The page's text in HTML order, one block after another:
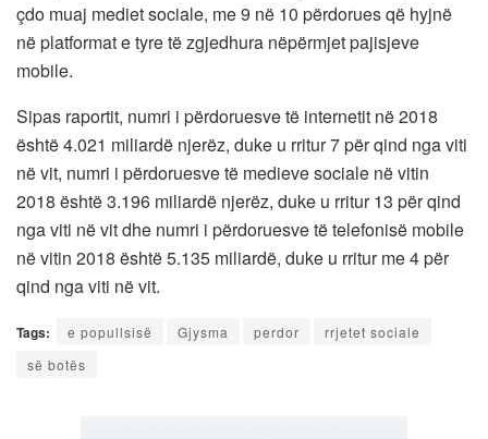
çdo muaj mediet sociale, me 9 në 10 përdorues që hyjnë
në platformat e tyre të zgjedhura nëpërmjet pajisjeve
mobile.
Sipas raportit, numri i përdoruesve të internetit në 2018
është 4.021 miliardë njerëz, duke u rritur 7 për qind nga viti
në vit, numri i përdoruesve të medieve sociale në vitin
2018 është 3.196 miliardë njerëz, duke u rritur 13 për qind
nga viti në vit dhe numri i përdoruesve të telefonisë mobile
në vitin 2018 është 5.135 miliardë, duke u rritur me 4 për
qind nga viti në vit.
Tags: e popullsisë Gjysma perdor
rrjetet sociale
së botës